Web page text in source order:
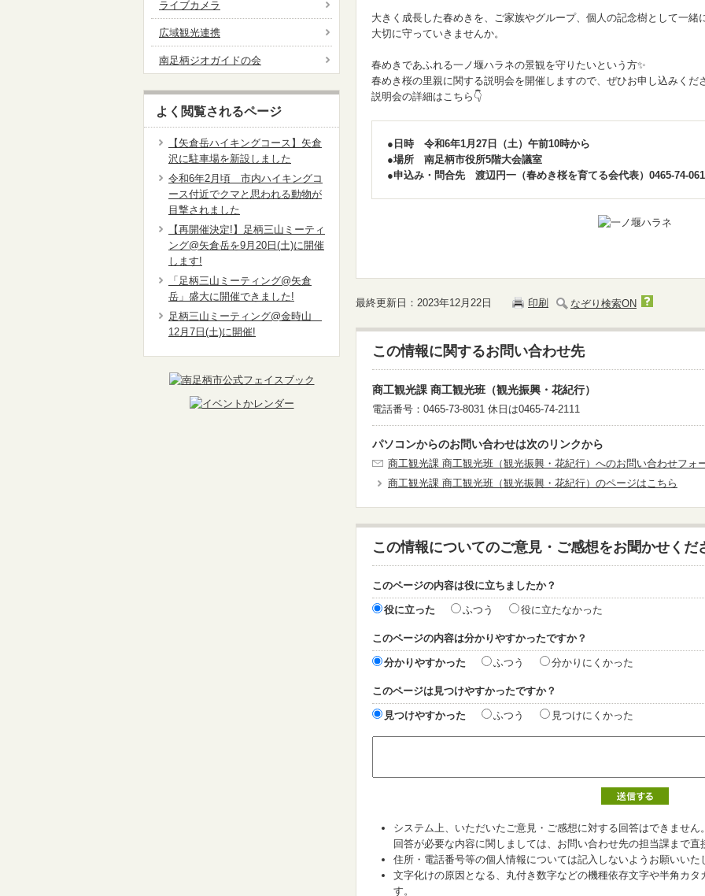
大きく成長した春めきを、ご家族やグループ、個人の記念樹として一緒
大切に守っていきませんか。
春めきであふれる一ノ堰ハラネの景観を守りたいという方✨
春めき桜の里親に関する説明会を開催しますので、ぜひお申し込みくだ
説明会の詳細はこちら👇
●日時 令和6年1月27日（土）午前10時から
●場所 南足柄市役所5階大会議室
●申込み・問合先 渡辺円一（春めき桜を育てる会代表）0465-74-
最終更新日：2023年12月22日 印刷 なぞり検索ON
この情報に関するお問い合わせ先
商工観光課 商工観光班（観光振興・花紀行）
電話番号：0465-73-8031 休日は0465-74-2111
パソコンからのお問い合わせは次のリンクから
商工観光課 商工観光班（観光振興・花紀行）へのお問い合わせフォ
商工観光課 商工観光班（観光振興・花紀行）のページはこちら
この情報についてのご意見・ご感想をお聞かせくだ
このページの内容は役に立ちましたか？
役に立った ふつう 役に立たなかった
このページの内容は分かりやすかったですか？
分かりやすかった ふつう 分かりにくかった
このページは見つけやすかったですか？
見つけやすかった ふつう 見つけにくかった
システム上、いただいたご意見・ご感想に対する回答はできません
回答が必要な内容に関しましては、お問い合わせ先の担当課まで直
住所・電話番号等の個人情報については記入しないようお願いいた
文字化けの原因となる、丸付き数字などの機種依存文字や半角カ
す。
ライブカメラ
広域観光連携
南足柄ジオガイドの会
よく閲覧されるページ
【矢倉岳ハイキングコース】矢倉
沢に駐車場を新設しました
令和6年2月頃 市内ハイキングコ
ース付近でクマと思われる動物が
目撃されました
【再開催決定!】足柄三山ミーティ
ング@矢倉岳を9月20日(土)に開催
します!
「足柄三山ミーティング@矢倉
岳」盛大に開催できました!
足柄三山ミーティング@金時山
12月7日(土)に開催!